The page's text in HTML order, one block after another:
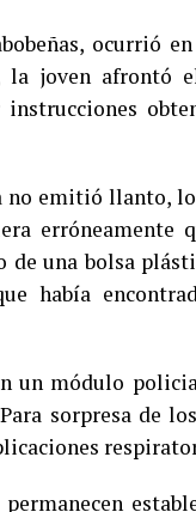
ocurrió
la joven afrontó
emitió llanto,
erróneamente
una bolsa
había
un módulo
sorpresa de